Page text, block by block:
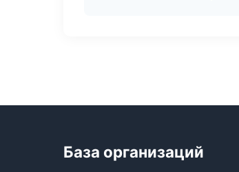
База организаций